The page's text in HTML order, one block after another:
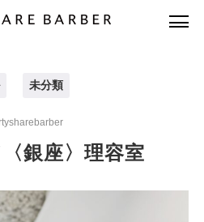
未分類
銀座〉理容室